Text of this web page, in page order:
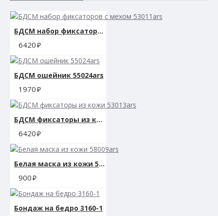
БДСМ набор фиксаторов с мехом 53011ars
6420
БДСМ ошейник 55024ars
1970
БДСМ фиксаторы из кожи 53013ars
6420
Белая маска из кожи 58009ars
900
Бондаж на бедро 3160-1